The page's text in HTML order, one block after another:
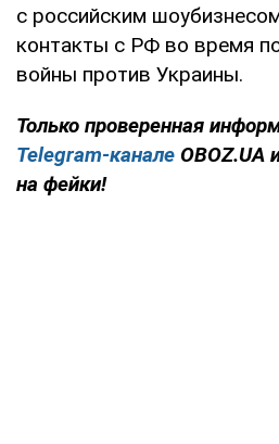
с российским
контакты с РФ во время
войны против Украины.
Только проверенная
Telegram-канале OBOZ.UA
на фейки!